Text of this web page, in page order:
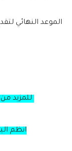
الموعد النهائي لتقديم
للمزيد
انظم